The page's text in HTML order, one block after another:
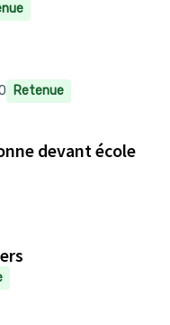
Retenue
devant école